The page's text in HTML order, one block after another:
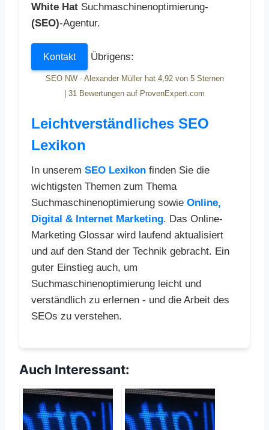
White Hat Suchmaschinenoptimierung-
(SEO)-Agentur.
Kontakt Übrigens:
SEO NW - Alexander Müller hat 4,92von 5Sternen
31 Bewertungen auf ProvenExpert.com
Leichtverständliches SEO
Lexikon
In unserem SEO Lexikon finden Sie die
wichtigsten Themen zum Thema
Suchmaschinenoptimierung sowie Online,
Digital & Internet Marketing. Das Online-
Marketing Glossar wird laufend aktualisiert
und auf den Stand der Technik gebracht. Ein
guter Einstieg auch, um
Suchmaschinenoptimierung leicht und
verständlich zu erlernen - und die Arbeit des
SEOs zu verstehen.
Auch Interessant: